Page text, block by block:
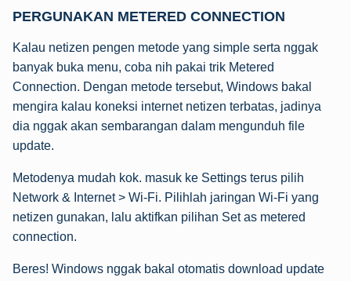
PERGUNAKAN METERED CONNECTION
Kalau netizen pengen metode yang simple serta nggak
banyak buka menu, coba nih pakai trik Metered
Connection. Dengan metode tersebut, Windows bakal
mengira kalau koneksi internet netizen terbatas, jadinya
dia nggak akan sembarangan dalam mengunduh file
update.
Metodenya mudah kok. masuk ke Settings terus pilih
Network & Internet > Wi-Fi. Pilihlah jaringan Wi-Fi yang
netizen gunakan, lalu aktifkan pilihan Set as metered
connection.
Beres! Windows nggak bakal otomatis download update